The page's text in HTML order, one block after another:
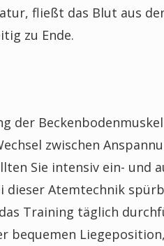
fließt das Blut aus
zu Ende.
der
zwischen
Sie intensiv ein- und
dieser Atemtechnik
Training täglich
bequemen